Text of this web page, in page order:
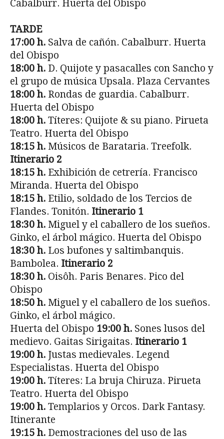
Cabalburr. Huerta del Obispo
TARDE
17:00 h. Salva de cañón. Cabalburr. Huerta
del Obispo
18:00 h. D. Quijote y pasacalles con Sancho y
el grupo de música Upsala. Plaza Cervantes
18:00 h. Rondas de guardia. Cabalburr.
Huerta del Obispo
18:00 h. Títeres: Quijote & su piano. Pirueta
Teatro. Huerta del Obispo
18:15 h. Músicos de Barataria. Treefolk.
Itinerario 2
18:15 h. Exhibición de cetrería. Francisco
Miranda. Huerta del Obispo
18:15 h. Etilio, soldado de los Tercios de
Flandes. Tonitón. Itinerario 1
18:30 h. Miguel y el caballero de los sueños.
Ginko, el árbol mágico. Huerta del Obispo
18:30 h. Los bufones y saltimbanquis.
Bambolea. Itinerario 2
18:30 h. Oisôh. Paris Benares. Pico del
Obispo
18:50 h. Miguel y el caballero de los sueños.
Ginko, el árbol mágico.
Huerta del Obispo 19:00 h. Sones lusos del
medievo. Gaitas Sirigaitas. Itinerario 1
19:00 h. Justas medievales. Legend
Especialistas. Huerta del Obispo
19:00 h. Títeres: La bruja Chiruza. Pirueta
Teatro. Huerta del Obispo
19:00 h. Templarios y Orcos. Dark Fantasy.
Itinerante
19:15 h. Demostraciones del uso de las